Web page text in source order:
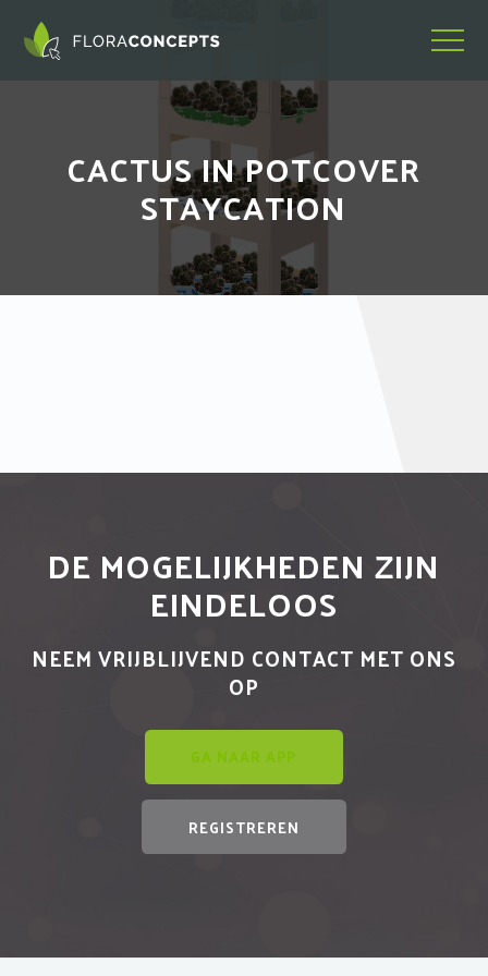
CACTUS IN POTCOVER
STAYCATION
DE MOGELIJKHEDEN ZIJN
EINDELOOS
NEEM VRIJBLIJVEND CONTACT MET ONS
OP
GA NAAR APP
REGISTREREN